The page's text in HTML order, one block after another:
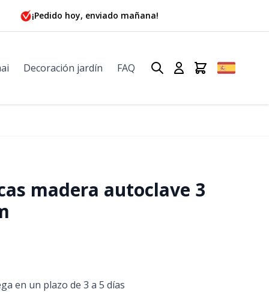
¡Pedido hoy, enviado mañana!
Decoración jardín FAQ
madera autoclave 3
en un plazo de 3 a 5 días